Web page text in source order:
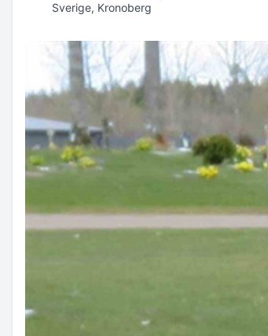
Sverige, Kronoberg